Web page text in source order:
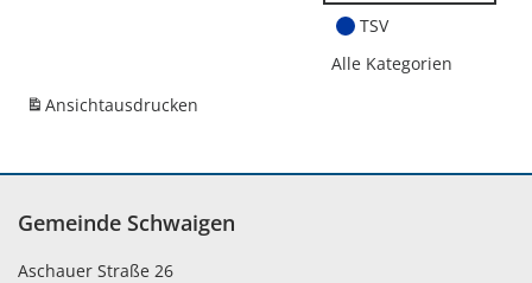
TSV
Alle Kategorien
Ansichtausdrucken
Gemeinde Schwaigen
Aschauer Straße 26